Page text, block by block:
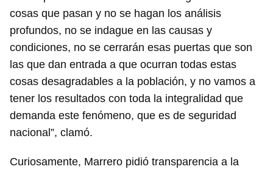
cosas que pasan y no se hagan los análisis
profundos, no se indague en las causas y
condiciones, no se cerrarán esas puertas que son
las que dan entrada a que ocurran todas estas
cosas desagradables a la población, y no vamos a
tener los resultados con toda la integralidad que
demanda este fenómeno, que es de seguridad
nacional”, clamó.
Curiosamente, Marrero pidió transparencia a la